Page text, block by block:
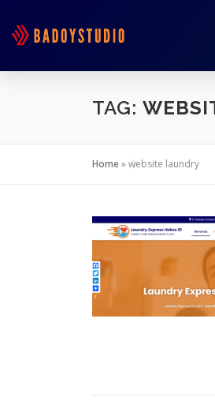
TAG:
Home»website laundry